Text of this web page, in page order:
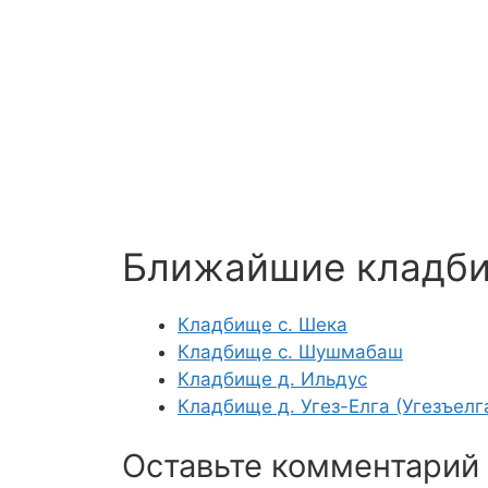
Ближайшие
Кладбище с. Шека
Кладбище с. Шушмабаш
Кладбище д. Ильдус
Кладбище д. Угез-Елга
Оставьте комментарий